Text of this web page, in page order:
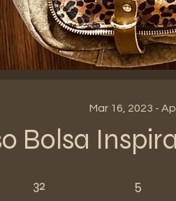
Bolsa
Mar 16, 2023 -
32 5